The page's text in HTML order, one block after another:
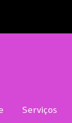
Serviços